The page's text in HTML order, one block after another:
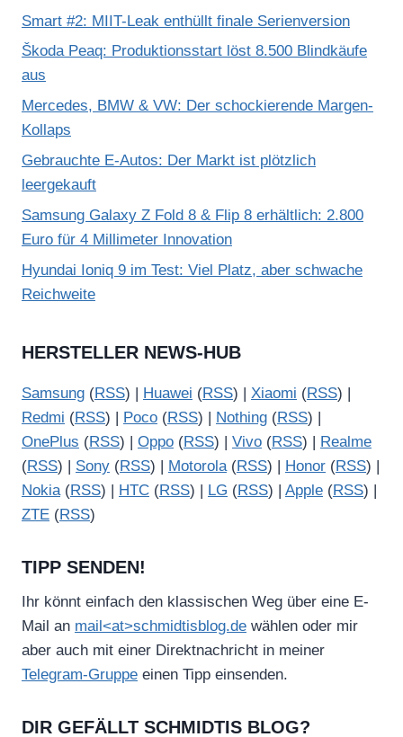
Smart #2: MIIT-Leak enthüllt finale Serienversion
Škoda Peaq: Produktionsstart löst 8.500 Blindkäufe
aus
Mercedes, BMW & VW: Der schockierende Margen-
Kollaps
Gebrauchte E-Autos: Der Markt ist plötzlich
leergekauft
Samsung Galaxy Z Fold 8 & Flip 8 erhältlich: 2.800
Euro für 4 Millimeter Innovation
Hyundai Ioniq 9 im Test: Viel Platz, aber schwache
Reichweite
HERSTELLER NEWS-HUB
Samsung (RSS) | Huawei (RSS) | Xiaomi (RSS) |
Redmi (RSS) | Poco (RSS) | Nothing (RSS) |
OnePlus (RSS) | Oppo (RSS) | Vivo (RSS) |
Realme
(RSS) | Sony (RSS) | Motorola(RSS) | Honor (RSS) |
Nokia(RSS) | HTC (RSS) | LG (RSS) | Apple (RSS) |
ZTE (RSS)
TIPP SENDEN!
Ihr könnt einfach den klassischen Weg über eine E-
Mail an mail<at>schmidtisblog.de wählen oder mir
aber auch mit einer Direktnachricht in meiner
Telegram-Gruppe einen Tipp einsenden.
DIR GEFÄLLT SCHMIDTIS BLOG?